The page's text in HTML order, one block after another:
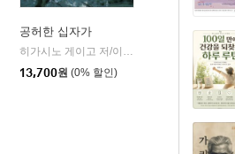
공허한 십자가
자음과모음
13,700원 (0% 할인)